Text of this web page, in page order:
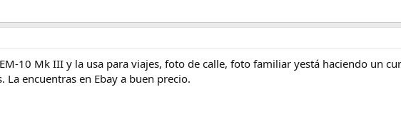
10 Mk III y la usa para viajes, foto de calle, foto familiar yestá haciendo un
La encuentras en Ebay a buen precio.